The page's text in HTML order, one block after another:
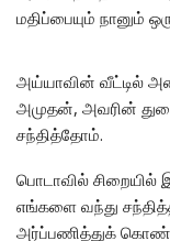
மதிப்பையும் நானும்
அய்யாவின் வீட்டில்
அமுதன், அவரின்
சந்தித்தோம்.
பொடாவில் சிறையில்
எங்களை வந்து
அர்ப்பணித்துக்